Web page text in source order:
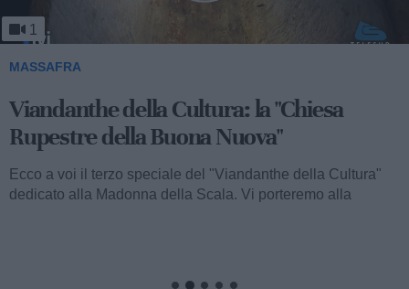
1
MASSAFRA
Viandanthe della Cultura: la "Chiesa
Rupestre della Buona Nuova"
Ecco a voi il terzo speciale del "Viandanthe della Cultura"
dedicato alla Madonna della Scala. Vi porteremo alla